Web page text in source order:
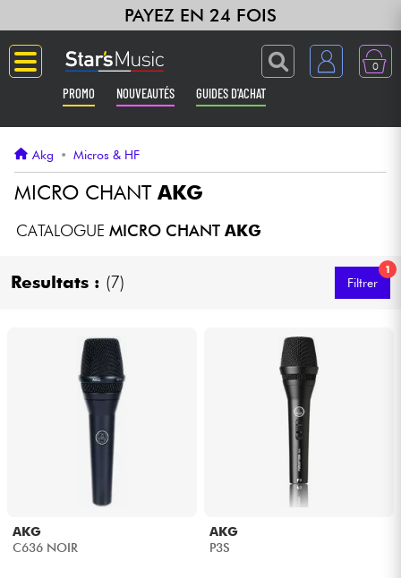
PAYEZ EN 24 FOIS
0
PROMO NOUVEAUTÉS GUIDES D'ACHAT
Guitares & Basses
Amplis & Effets
Claviers & Pianos
Home Studio
Casques
Micros & HF
Akg • Micros & HF
MICRO CHANT AKG
CATALOGUE MICRO CHANT AKG
Resultats : (7)
1
Filtrer
AKG
C636 NOIR
AKG
P3S